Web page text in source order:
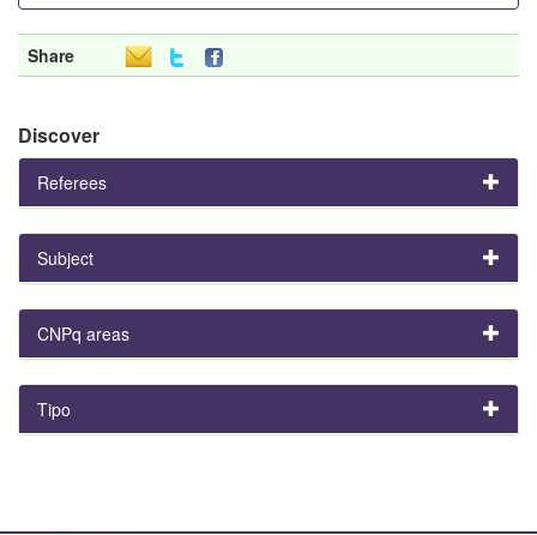
Share
Discover
Referees
Subject
CNPq areas
Tipo